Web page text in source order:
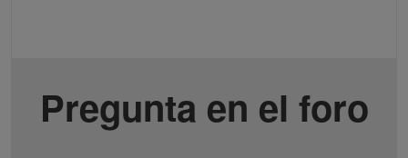
Pregunta en el foro